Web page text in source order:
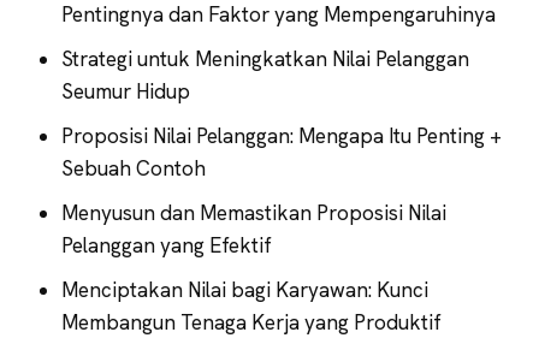
Pentingnya dan Faktor yang Mempengaruhinya
Strategi untuk Meningkatkan Nilai Pelanggan
Seumur Hidup
Proposisi Nilai Pelanggan: Mengapa Itu Penting +
Sebuah Contoh
Menyusun dan Memastikan Proposisi Nilai
Pelanggan yang Efektif
Menciptakan Nilai bagi Karyawan: Kunci
Membangun Tenaga Kerja yang Produktif